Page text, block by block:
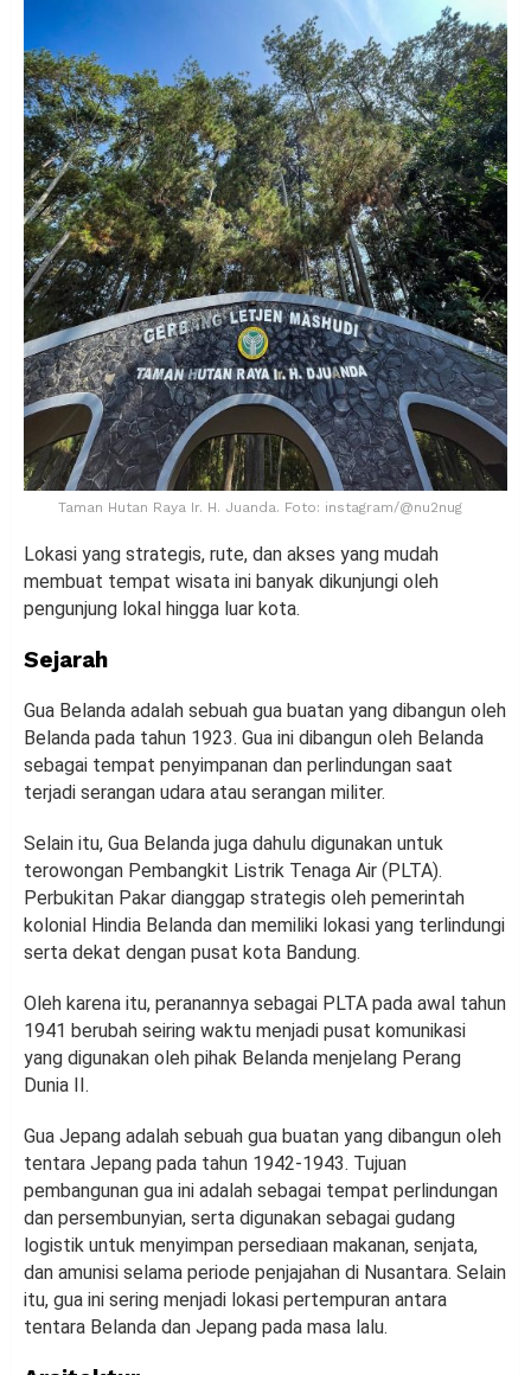
Taman Hutan Raya Ir. H. Juanda. Foto: instagram/@nu2nug
Lokasi yang strategis, rute, dan akses yang mudah
membuat tempat wisata ini banyak dikunjungi oleh
pengunjung lokal hingga luar kota.
Sejarah
Gua Belanda adalah sebuah gua buatan yang dibangun oleh
Belanda pada tahun 1923. Gua ini dibangun oleh Belanda
sebagai tempat penyimpanan dan perlindungan saat
terjadi serangan udara atau serangan militer.
Selain itu, Gua Belanda juga dahulu digunakan untuk
terowongan Pembangkit Listrik Tenaga Air (PLTA).
Perbukitan Pakar dianggap strategis oleh pemerintah
kolonial Hindia Belanda dan memiliki lokasi yang terlindungi
serta dekat dengan pusat kota Bandung.
Oleh karena itu, peranannya sebagai PLTA pada awal tahun
1941 berubah seiring waktu menjadi pusat komunikasi
yang digunakan oleh pihak Belanda menjelang Perang
Dunia II.
Gua Jepang adalah sebuah gua buatan yang dibangun oleh
tentara Jepang pada tahun 1942-1943. Tujuan
pembangunan gua ini adalah sebagai tempat perlindungan
dan persembunyian, serta digunakan sebagai gudang
logistik untuk menyimpan persediaan makanan, senjata,
dan amunisi selama periode penjajahan di Nusantara. Selain
itu, gua ini sering menjadi lokasi pertempuran antara
tentara Belanda dan Jepang pada masa lalu.